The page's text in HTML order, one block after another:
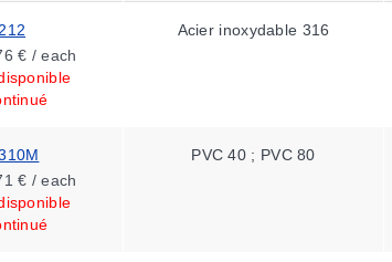
€ / each
Acier inoxydable 316
€ / each
PVC 40 ; PVC 80